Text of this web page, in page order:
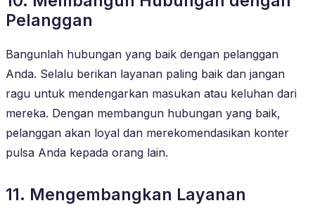
Pelanggan
Bangunlah hubungan yang baik dengan pelanggan
Anda. Selalu berikan layanan paling baik dan jangan
ragu untuk mendengarkan masukan atau keluhan dari
mereka. Dengan membangun hubungan yang baik,
pelanggan akan loyal dan merekomendasikan konter
pulsa Anda kepada orang lain.
11. Mengembangkan Layanan